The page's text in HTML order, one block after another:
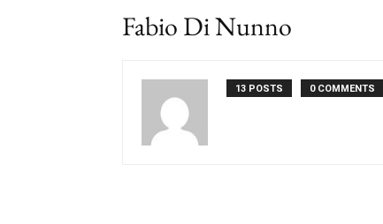
Fabio Di Nunno
13 POSTS 0 COMMENTS